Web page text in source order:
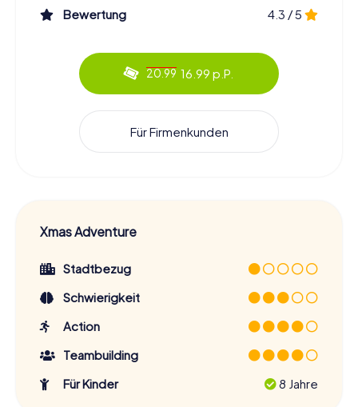
Bewertung 4.3 / 5
20.99 16.99 p.P.
Für Firmenkunden
Xmas Adventure
Stadtbezug
Schwierigkeit
Action
Teambuilding
Für Kinder
8 Jahre